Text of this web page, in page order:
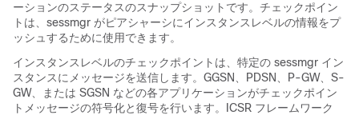
ーションのステータスのスナップショットです。チェックポイン
トは、sessmgr がピアシャーシにインスタンスレベルの情報をプ
ッシュするために使用できます。
インスタンスレベルのチェックポイントは、特定の sessmgr イン
スタンスにメッセージを送信します。GGSN、PDSN、P-GW、S-
GW、または SGSN などの各アプリケーションがチェックポイン
トメッセージの符号化と復号を行います。ICSR フレームワーク